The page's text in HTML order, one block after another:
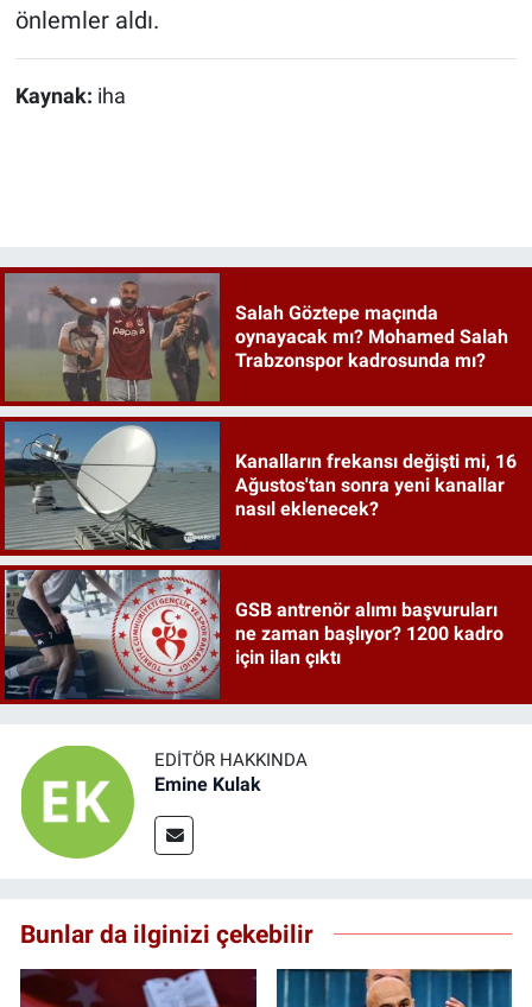
önlemler aldı.
Kaynak: iha
Salah Göztepe maçında
oynayacak mı? Mohamed Salah
Trabzonspor kadrosunda mı?
Kanalların frekansı değişti mi, 16
Ağustos'tan sonra yeni kanallar
nasıl eklenecek?
GSB antrenör alımı başvuruları
ne zaman başlıyor? 1200 kadro
için ilan çıktı
EDITÖR HAKKINDA
Emine Kulak
Bunlar da ilginizi çekebilir